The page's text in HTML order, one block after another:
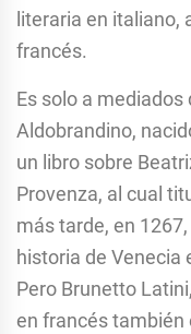
literaria en italiano,
francés.
Es solo a
Aldobrandino,
un libro sobre
Provenza, al cual
más tarde, en
historia de Venecia
Pero Brunetto
en francés también